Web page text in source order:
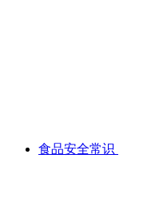
食品安全常识